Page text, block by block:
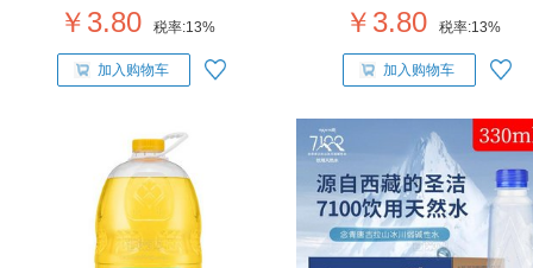
￥3.80 税率:13%
加入购物车
￥3.80 税率:13%
加入购物车